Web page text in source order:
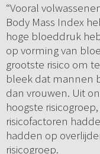
“Vooral
Body Mass Index
hoge bloeddruk
op vorming van
grootste risico om
bleek dat mannen
dan vrouwen. Uit
hoogste
risicofactoren
hadden op
risicogroep.